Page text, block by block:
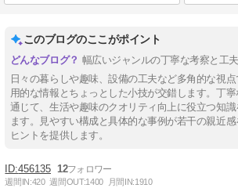
このブログのここがポイント
幅広いジャンルの丁寧な考察と工
日々の暮らしや趣味、設備の工夫など多角的な視
用的な情報とちょっとした小技が交錯します。丁
通じて、生活や趣味のクオリティ向上に役立つ知
ます。見やすい構成と具体的な事例が若干の親近
ヒントを提供します。
456135 12
週間IN:420 週間OUT:1400 月間IN:1910